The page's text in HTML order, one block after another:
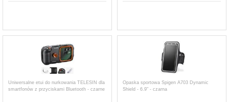
Uniwersalne etui do nurkowania TELESIN dla
smartfonów z przyciskami Bluetooth - czarne
Opaska sportowa Spigen A703 Dynamic
Shield - 6.9" - czarna